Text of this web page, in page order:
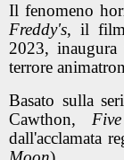
Il fenomeno
Freddy's, il film
2023,
terrore
Basato sulla
Cawthon,
dall'acclamata